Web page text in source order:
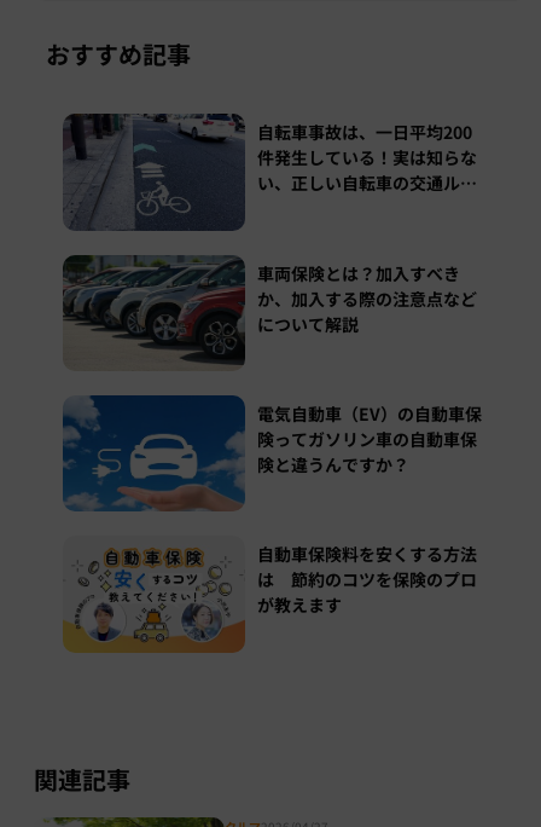
おすすめ記事
自転車事故は、一日平均200
件発生している！実は知らな
い、正しい自転車の交通ルー
車両保険とは？加入すべき
か、加入する際の注意点など
について解説
電気自動車（EV）の自動車保
険ってガソリン車の自動車保
険と違うんですか？
自動車保険料を安くする方法
は 節約のコツを保険のプロ
が教えます
関連記事